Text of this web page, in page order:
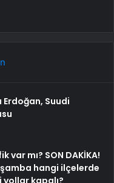
Erdoğan, Suudi
var mı? SON DAKİKA!
hangi ilçelerde